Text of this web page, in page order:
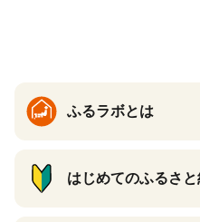
ふるラボとは
はじめてのふるさ